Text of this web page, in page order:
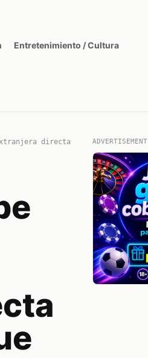
Entretenimiento / Cultura
directa ADVERTISEMENT